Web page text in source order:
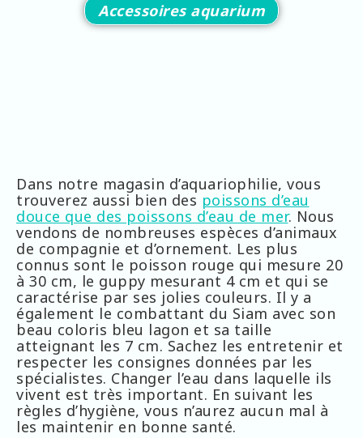
Accessoires aquarium
Dans notre magasin d’aquariophilie, vous
trouverez aussi bien des poissons d’eau
douce que des poissons d’eau de mer. Nous
vendons de nombreuses espèces d’animaux
de compagnie et d’ornement. Les plus
connus sont le poisson rouge qui mesure 20
à 30 cm, le guppy mesurant 4 cm et qui se
caractérise par ses jolies couleurs. Il y a
également le combattant du Siam avec son
beau coloris bleu lagon et sa taille
atteignant les 7 cm. Sachez les entretenir et
respecter les consignes données par les
spécialistes. Changer l’eau dans laquelle ils
vivent est très important. En suivant les
règles d’hygiène, vous n’aurez aucun mal à
les maintenir en bonne santé.